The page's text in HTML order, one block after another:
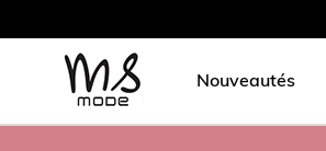
Nouveautés